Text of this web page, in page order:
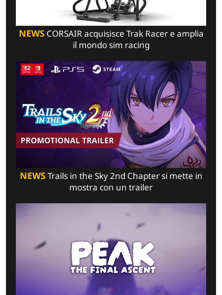
NEWSCORSAIR acquisisce Trak Racer e amplia
il mondo sim racing
NEWSTrails in the Sky 2nd Chapter si mette in
mostra con un trailer